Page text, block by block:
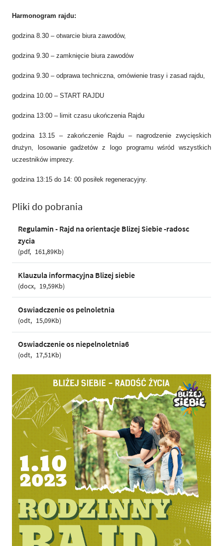
Harmonogram rajdu:
godzina 8.30 – otwarcie biura zawodów,
godzina 9.30 – zamknięcie biura zawodów
godzina 9.30 – odprawa techniczna, omówienie trasy i zasad rajdu,
godzina 10.00 – START RAJDU
godzina 13:00 – limit czasu ukończenia Rajdu
godzina 13.15 – zakończenie Rajdu – nagrodzenie zwycięskich
drużyn, losowanie gadżetów z logo programu wśród wszystkich
uczestników imprezy.
godzina 13:15 do 14: 00 posiłek regeneracyjny.
Pliki do pobrania
Regulamin - Rajd na orientacje Blizej Siebie -radosc
zycia
pdf 161,89Kb
Klauzula informacyjna Blizej siebie
docx 19,59Kb
Oswiadczenie os pelnoletnia
odt 15,09Kb
Oswiadczenie os niepelnoletnia6
odt 17,51Kb